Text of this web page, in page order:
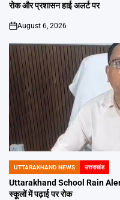
रोक और प्रशासन हाई अलर्ट पर
on
August 6, 2026
POSTED
IN
UTTARAKHAND NEWS उत्तराखंड
Uttarakhand School Rain Alert:
स्कूलों में पढ़ाई पर रोक